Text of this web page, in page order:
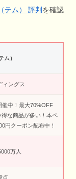
テム） 評判 を確認
ム）
ィングス
催中！最大70%OFF
な商品が多い！本ペ
円クーポン配布中！
万人
点